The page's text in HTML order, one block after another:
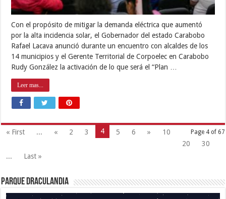
Con el propósito de mitigar la demanda eléctrica que aumentó
por la alta incidencia solar, el Gobernador del estado Carabobo
Rafael Lacava anunció durante un encuentro con alcaldes de los
14 municipios y el Gerente Territorial de Corpoelec en Carabobo
Rudy González la activación de lo que será el “Plan …
Leer mas...
Page 4 of 67
« First ... « 2 3 4 5 6 »
10
20
30
...
Last »
Parque Draculandia